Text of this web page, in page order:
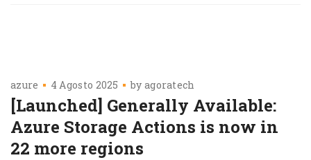
azure 4 Agosto 2025 by agoratech
[Launched] Generally Available:
Azure Storage Actions is now in
22 more regions